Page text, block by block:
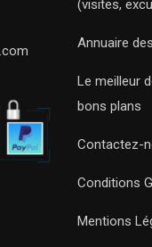
(visites,
Annuaire
Le meilleur
bons plans
Contactez-
Conditions
Mentions